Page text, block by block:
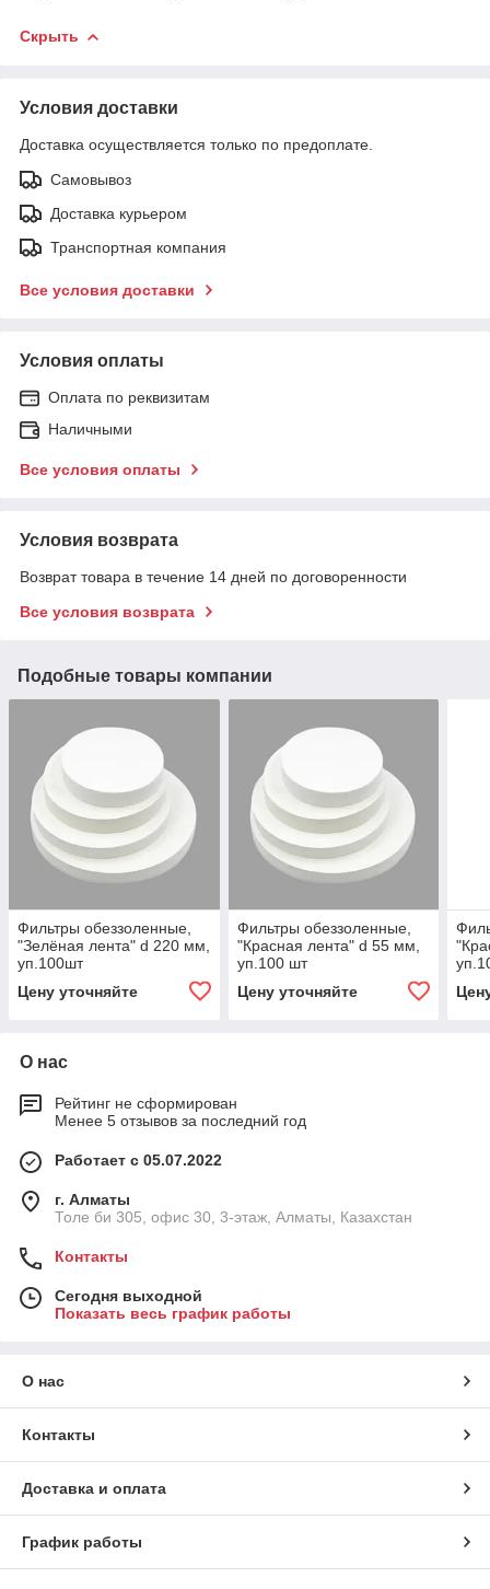
Скрыть
Условия доставки
Доставка осуществляется только по предоплате.
Самовывоз
Доставка курьером
Транспортная компания
Все условия доставки
Условия оплаты
Оплата по реквизитам
Наличными
Все условия оплаты
Условия возврата
Возврат товара в течение 14 дней по договоренности
Все условия возврата
Подобные товары компании
Фильтры обеззоленные,
"Зелёная лента" d 220 мм,
уп.100шт
Цену уточняйте
Фильтры обеззоленные,
"Красная лента" d 55 мм,
уп.100 шт
Цену уточняйте
О нас
Рейтинг не сформирован
Менее 5 отзывов за последний год
Работает с 05.07.2022
г. Алматы
Толе би 305, офис 30, 3-этаж, Алматы, Казахстан
Контакты
Сегодня выходной
Показать весь график работы
О нас
Контакты
Доставка и оплата
График работы